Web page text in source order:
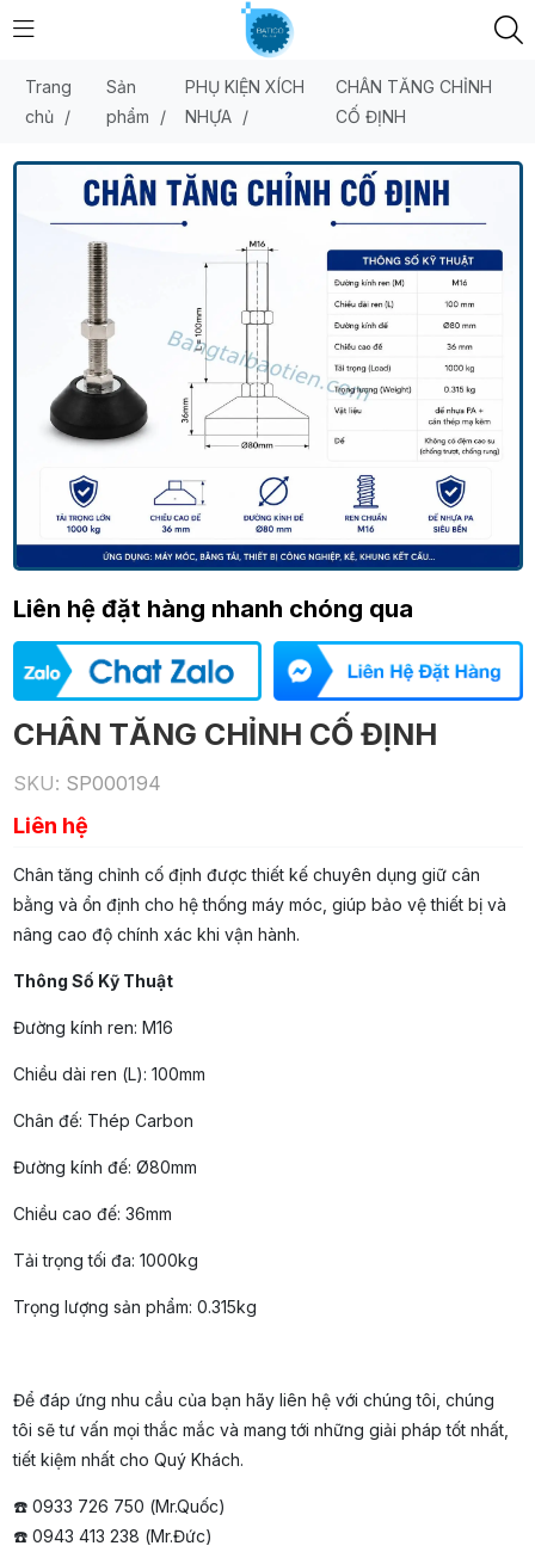
Trang
chủ
/
Sản
phẩm
/
PHỤ KIỆN XÍCH
NHỰA /
CHÂN TĂNG CHỈNH
CỐ ĐỊNH
Liên hệ đặt hàng nhanh chóng qua
CHÂN TĂNG CHỈNH CỐ ĐỊNH
SKU: SP000194
Liên hệ
Chân tăng chỉnh cố định được thiết kế chuyên dụng giữ cân
bằng và ổn định cho hệ thống máy móc, giúp bảo vệ thiết bị và
nâng cao độ chính xác khi vận hành.
Thông Số Kỹ Thuật
Đường kính ren: M16
Chiều dài ren (L): 100mm
Chân đế: Thép Carbon
Đường kính đế: Ø80mm
Chiều cao đế: 36mm
Tải trọng tối đa: 1000kg
Trọng lượng sản phẩm: 0.315kg
Để đáp ứng nhu cầu của bạn hãy liên hệ với chúng tôi, chúng
tôi sẽ tư vấn mọi thắc mắc và mang tới những giải pháp tốt nhất,
tiết kiệm nhất cho Quý Khách.
☎️ 0933 726 750 (Mr.Quốc)
☎️ 0943 413 238 (Mr.Đức)